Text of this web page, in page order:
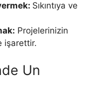
Sıkıntıya ve
Projele­rinizin
işarettir.
Un